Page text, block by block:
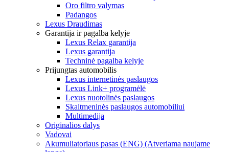
Oro filtro valymas
Padangos
Lexus Draudimas
Garantija ir pagalba kelyje
Lexus Relax garantija
Lexus garantija
Techninė pagalba kelyje
Prijungtas automobilis
Lexus internetinės paslaugos
Lexus Link+ programėlė
Lexus nuotolinės paslaugos
Skaitmeninės paslaugos automobiliui
Multimedija
Originalios dalys
Vadovai
Akumuliatoriaus pasas (ENG) (Atveriama naujame